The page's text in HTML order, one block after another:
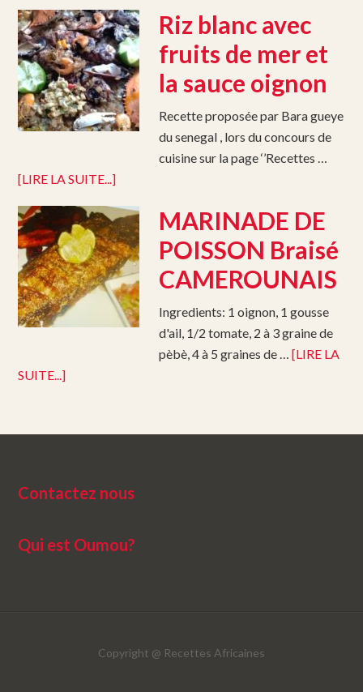
Riz blanc avec
fruits de mer et
la sauce oignon
Recette proposée par Bara gueye
du senegal , lors du concours de
cuisine sur la page ‘’Recettes …
[LIRE LA SUITE...]
MARINADE DE
POISSON Braisé
CAMEROUNAIS
Ingredients: 1 oignon, 1 gousse
d'ail, 1/2 tomate, 2 à 3 graine de
pèbè, 4 à 5 graines de …[LIRE LA
SUITE...]
Contactez nous
Qui est Oumou?
Copyright @ Recettes Africaines